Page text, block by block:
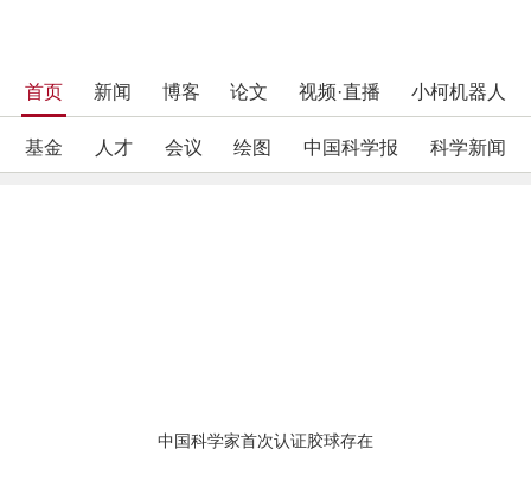
首页 新闻 博客 论文 视频·直播 小柯机器人
基金 人才 会议 绘图 中国科学报 科学新闻
中国科学家首次认证胶球存在